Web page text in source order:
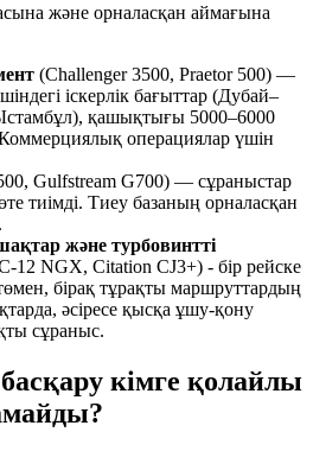
және орналасқан аймағына
(Challenger 3500, Praetor 500) —
іскерлік бағыттар (Дубай–
қашықтығы 5000–6000
операциялар үшін
Gulfstream G700) — сұраныстар
тиімді. Тиеу базаның орналасқан
және турбовинтті
12 NGX, Citation CJ3+) - бір рейске
бірақ тұрақты маршруттардың
әсіресе қысқа ұшу-қону
сұраныс.
кімге қолайлы